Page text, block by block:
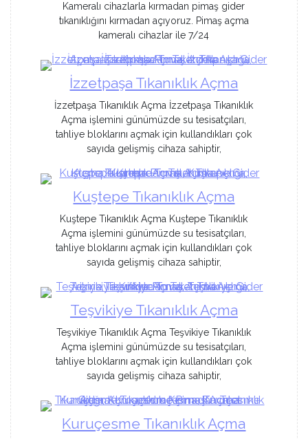
Kameralı cihazlarla kırmadan pimaş gider
tıkanıklığını kırmadan açıyoruz. Pimaş açma
kameralı cihazlar ile 7/24
İzzetpaşa Tıkanıklık Açma
İzzetpaşa Tıkanıklık Açma İzzetpaşa Tıkanıklık
Açma işlemini günümüzde su tesisatçıları,
tahliye bloklarını açmak için kullandıkları çok
sayıda gelişmiş cihaza sahiptir,
Kuştepe Tıkanıklık Açma
Kuştepe Tıkanıklık Açma Kuştepe Tıkanıklık
Açma işlemini günümüzde su tesisatçıları,
tahliye bloklarını açmak için kullandıkları çok
sayıda gelişmiş cihaza sahiptir,
Teşvikiye Tıkanıklık Açma
Teşvikiye Tıkanıklık Açma Teşvikiye Tıkanıklık
Açma işlemini günümüzde su tesisatçıları,
tahliye bloklarını açmak için kullandıkları çok
sayıda gelişmiş cihaza sahiptir,
Kuruçesme Tıkanıklık Açma